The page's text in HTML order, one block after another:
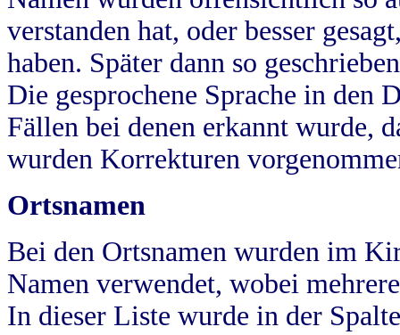
verstanden hat, oder besser
haben. Später dann so
Die gesprochene Sprache in
Fällen bei denen erkannt wurde,
wurden Korrekturen
Ortsnamen
Bei den Ortsnamen wurden im
Namen verwendet, wobei
In dieser Liste wurde in der